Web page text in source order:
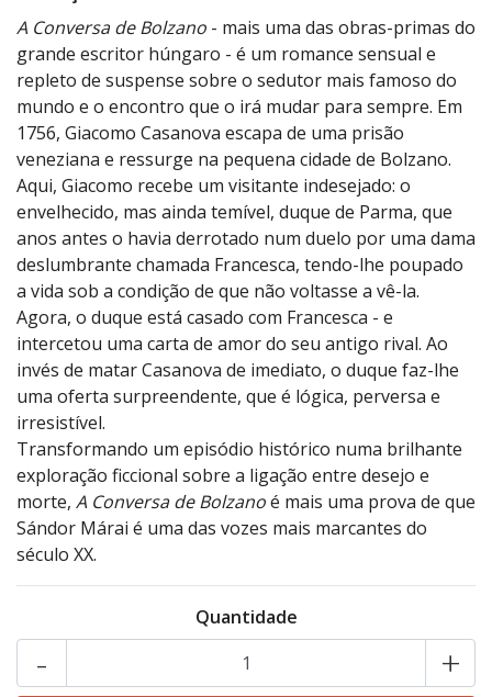
A Conversa de Bolzano - mais uma das obras-primas do
grande escritor húngaro - é um romance sensual e
repleto de suspense sobre o sedutor mais famoso do
mundo e o encontro que o irá mudar para sempre. Em
1756, Giacomo Casanova escapa de uma prisão
veneziana e ressurge na pequena cidade de Bolzano.
Aqui, Giacomo recebe um visitante indesejado: o
envelhecido, mas ainda temível, duque de Parma, que
anos antes o havia derrotado num duelo por uma dama
deslumbrante chamada Francesca, tendo-lhe poupado
a vida sob a condição de que não voltasse a vê-la.
Agora, o duque está casado com Francesca - e
intercetou uma carta de amor do seu antigo rival. Ao
invés de matar Casanova de imediato, o duque faz-lhe
uma oferta surpreendente, que é lógica, perversa e
irresistível.
Transformando um episódio histórico numa brilhante
exploração ficcional sobre a ligação entre desejo e
morte, A Conversa de Bolzanoé mais uma prova de que
Sándor Márai é uma das vozes mais marcantes do
século XX.
Quantidade
+
-